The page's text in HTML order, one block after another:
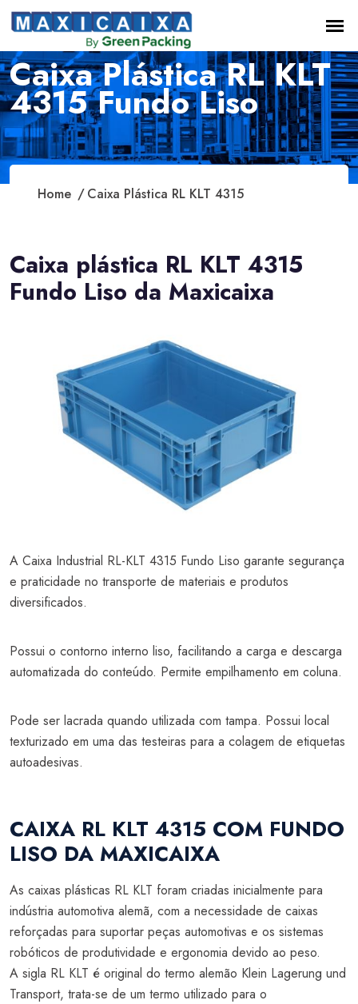
Caixa Plástica RL KLT
4315 Fundo Liso
Home Caixa Plástica RL KLT 4315
Caixa plástica RL KLT 4315
Fundo Liso da Maxicaixa
A Caixa Industrial RL-KLT 4315 Fundo Liso garante segurança
e praticidade no transporte de materiais e produtos
diversificados.
Possui o contorno interno liso, facilitando a carga e descarga
automatizada do conteúdo. Permite empilhamento em coluna.
Pode ser lacrada quando utilizada com tampa. Possui local
texturizado em uma das testeiras para a colagem de etiquetas
autoadesivas.
CAIXA RL KLT 4315 COM FUNDO
LISO DA MAXICAIXA
As caixas plásticas RL KLT foram criadas inicialmente para
indústria automotiva alemã, com a necessidade de caixas
reforçadas para suportar peças automotivas e os sistemas
robóticos de produtividade e ergonomia devido ao peso.
A sigla RL KLT é original do termo alemão Klein Lagerung und
Transport, trata-se de um termo utilizado para o